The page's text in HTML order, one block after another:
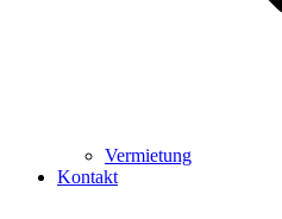
Vermietung
Kontakt